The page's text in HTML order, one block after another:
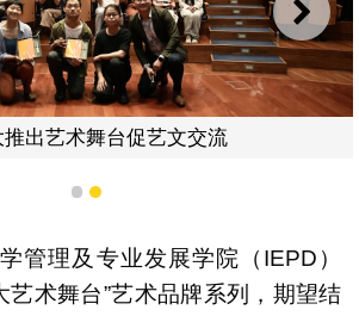
下一
推出艺术舞台促艺文交流
1 2
管理及专业发展学院（IEPD）
艺术舞台”艺术品牌系列，期望结